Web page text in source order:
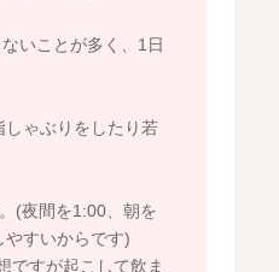
いことが多く、1日
ゃぶりをしたり若
(夜間を1:00、朝を
すいからです)
ですが起こして飲ま